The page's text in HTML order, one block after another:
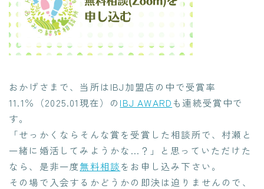
おかげさまで、当所はIBJ加盟店の中で受賞率
11.1％（2025.01現在）の IBJ AWARDも連続受賞中で
す。
「せっかくならそんな賞を受賞した相談所で、村瀬と
一緒に婚活してみようかな…？」と思っていただけた
なら、是非一度無料相談をお申し込み下さい。
その場で入会するかどうかの即決は迫りませんので、